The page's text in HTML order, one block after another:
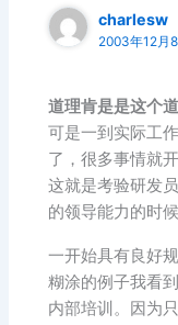
charlesw
2003年12月
道理肯是是这个
可是一到实际工
了，很多事情就开
这就是考验研发
的领导能力的时候
一开始具有良好
糊涂的例子我看
内部培训。因为